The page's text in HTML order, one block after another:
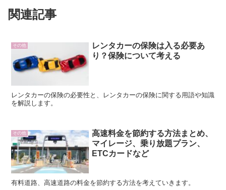
関連記事
その他
レンタカーの保険は入る必要あ
り？保険について考える
レンタカーの保険の必要性と、レンタカーの保険に関する用語や知識
を解説します。
その他
高速料金を節約する方法まとめ、
マイレージ、乗り放題プラン、
ETCカードなど
有料道路、高速道路の料金を節約する方法を考えていきます。